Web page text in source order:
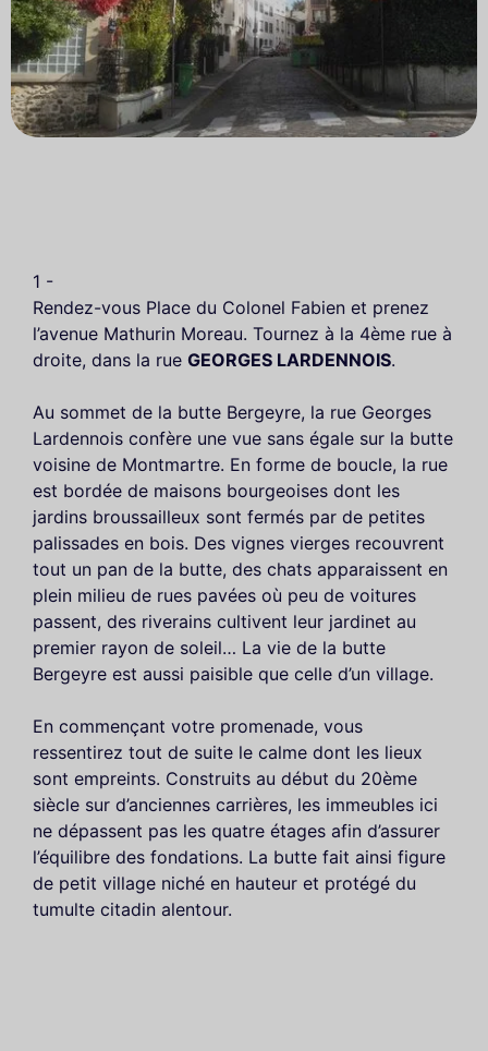
1 -
Rendez-vous Place du Colonel Fabien et prenez
l’avenue Mathurin Moreau. Tournez à la 4ème rue à
droite, dans la rue GEORGES LARDENNOIS.
Au sommet de la butte Bergeyre, la rue Georges
Lardennois confère une vue sans égale sur la butte
voisine de Montmartre. En forme de boucle, la rue
est bordée de maisons bourgeoises dont les
jardins broussailleux sont fermés par de petites
palissades en bois. Des vignes vierges recouvrent
tout un pan de la butte, des chats apparaissent en
plein milieu de rues pavées où peu de voitures
passent, des riverains cultivent leur jardinet au
premier rayon de soleil… La vie de la butte
Bergeyre est aussi paisible que celle d’un village.
En commençant votre promenade, vous
ressentirez tout de suite le calme dont les lieux
sont empreints. Construits au début du 20ème
siècle sur d’anciennes carrières, les immeubles ici
ne dépassent pas les quatre étages afin d’assurer
l’équilibre des fondations. La butte fait ainsi figure
de petit village niché en hauteur et protégé du
tumulte citadin alentour.